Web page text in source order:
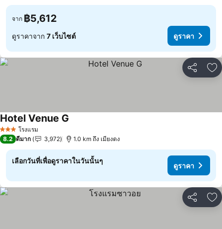
จาก ฿5,612
ดูราคาจาก 7 เว็บไซต์ ดูราคา
แชร์ เ
3 ดาว โรงแรม
Hotel Venue G
8.2 ดีมาก 3,972 1.0 km ถึง เมียงดง
เลือกวันที่เพื่อดูราคาในวันนั้นๆ
ดูราคา
แชร์ เ